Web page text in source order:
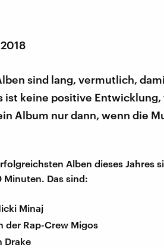
sind lang, vermutlich,
ist keine positive
Album nur dann, wenn die
Alben dieses Jahres
Minuten. Das sind:
Minaj
der Rap-Crew Migos
Drake